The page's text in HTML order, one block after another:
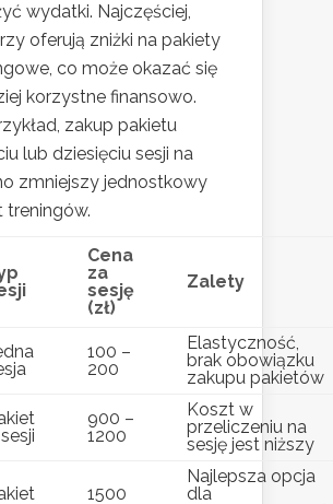
wydatki. Najczęściej,
oferują zniżki na pakiety
co może okazać się
korzystne finansowo.
zakup pakietu
lub dziesięciu sesji na
zmniejszy jednostkowy
treningów.
Cena
za
sesję
(zł)
Zalety
100 –
200
Elastyczność,
brak obowiązku
zakupu pakietów
900 –
1200
Koszt w
przeliczeniu na
sesję jest niższy
1500
Najlepsza opcja
dla